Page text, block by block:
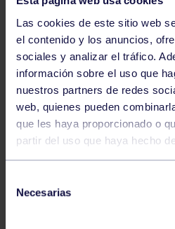
Las cookies de este sitio web
el contenido y los anuncios,
sociales y analizar el tráfico.
información sobre el uso que
nuestros partners de redes
web, quienes pueden
que les haya proporcionado o
partir del uso que haya hecho
Necesarias
Pelota 20 Jul 2026
BROCHE FINAL DE
INTERNACIONAL